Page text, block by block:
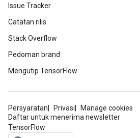
Issue Tracker
Catatan rilis
Stack Overflow
Pedoman brand
Mengutip TensorFlow
Persyaratan Privasi
Manage cookies
Daftar untuk menerima newsletter
TensorFlow